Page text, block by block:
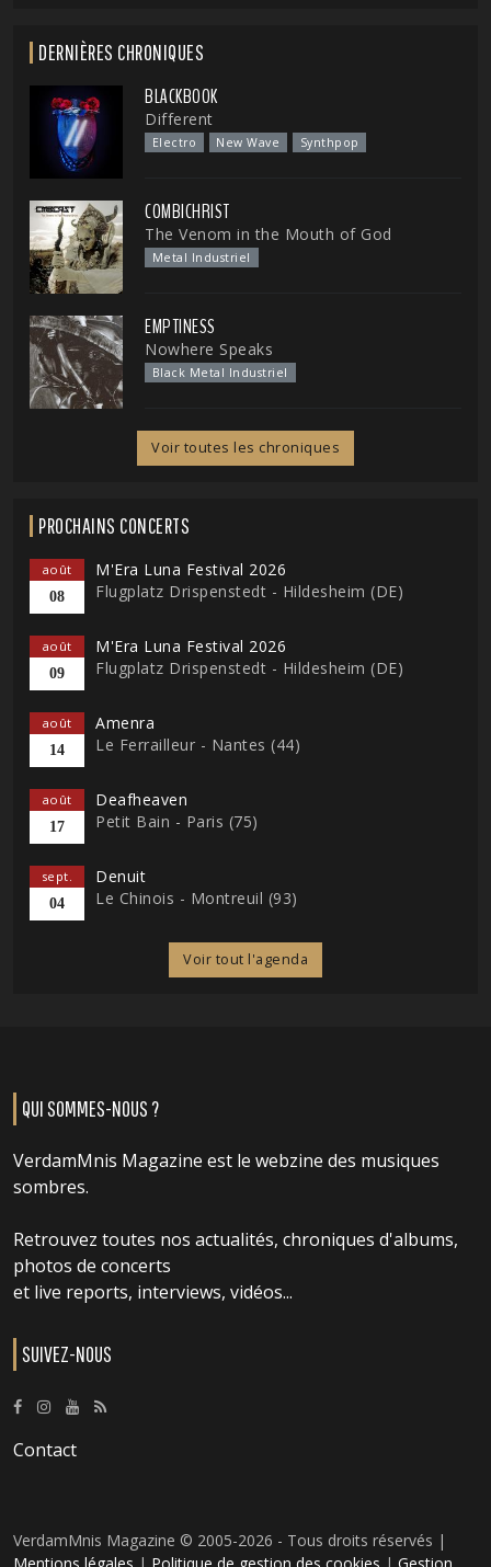
DERNIÈRES CHRONIQUES
BLACKBOOK
Different
Electro New Wave Synthpop
COMBICHRIST
The Venom in the Mouth of God
Metal Industriel
EMPTINESS
Nowhere Speaks
Black Metal Industriel
Voir toutes les chroniques
PROCHAINS CONCERTS
août
08
M'Era Luna Festival 2026
Flugplatz Drispenstedt - Hildesheim (DE)
août
09
M'Era Luna Festival 2026
Flugplatz Drispenstedt - Hildesheim (DE)
août
14
Amenra
Le Ferrailleur - Nantes (44)
août
17
Deafheaven
Petit Bain - Paris (75)
sept.
04
Denuit
Le Chinois - Montreuil (93)
Voir tout l'agenda
QUI SOMMES-NOUS ?
VerdamMnis Magazine est le webzine des musiques
sombres.
Retrouvez toutes nos actualités, chroniques d'albums,
photos de concerts
et live reports, interviews, vidéos...
SUIVEZ-NOUS
Contact
VerdamMnis Magazine © 2005-2026 - Tous droits réservés |